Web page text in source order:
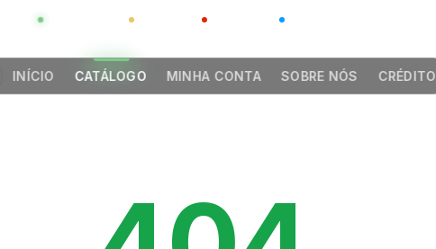
GLOBAL CHINA
INÍCIO CATÁLOGO MINHA CONTA SOBRE NÓS CRÉDITO